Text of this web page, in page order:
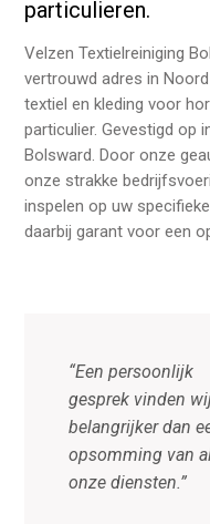
particulieren.
Velzen Textielreiniging
vertrouwd adres in
textiel en kleding voor
particulier. Gevestigd op
Bolsward. Door onze
onze strakke
inspelen op uw
daarbij garant voor een
“Een persoonlijk
gesprek vinden
belangrijker dan
opsomming van
onze diensten.”